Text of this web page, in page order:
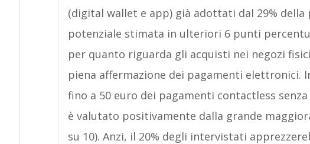
(digital wallet e app) già adottati dal 29%
potenziale stimata in ulteriori 6 punti
per quanto riguarda gli acquisti nei negozi
piena affermazione dei pagamenti elettronici.
fino a 50 euro dei pagamenti contactless
è valutato positivamente dalla grande
su 10). Anzi, il 20% degli intervistati